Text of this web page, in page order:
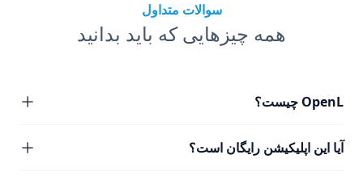
سوالات متداول
همه چیزهایی که باید بدانید
OpenL چیست؟
آیا این اپلیکیشن رایگان است؟